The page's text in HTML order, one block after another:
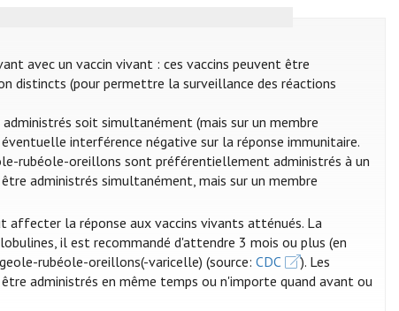
avec un vaccin vivant : ces vaccins peuvent être
distincts (pour permettre la surveillance des réactions
soit simultanément (mais sur un membre
interférence négative sur la réponse immunitaire.
rubéole-oreillons sont préférentiellement administrés à un
administrés simultanément, mais sur un membre
affecter la réponse aux vaccins vivants atténués. La
il est recommandé d'attendre 3 mois ou plus (en
rubéole-oreillons(-varicelle) (source:CDC
). Les
administrés en même temps ou n'importe quand avant ou